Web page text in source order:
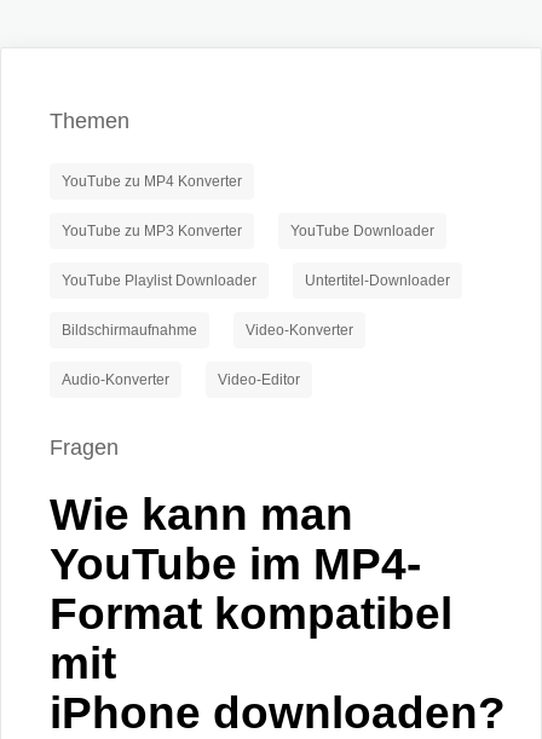
Themen
YouTube zu MP4 Konverter
YouTube zu MP3 Konverter YouTube Downloader
YouTube Playlist Downloader Untertitel-Downloader
Bildschirmaufnahme Video-Konverter
Audio-Konverter Video-Editor
Fragen
Wie kann man
YouTube im MP4-
Format kompatibel
mit
iPhone downloaden?